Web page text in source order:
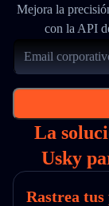
Mejora la
con la API
La
Usky
Rastrea tus